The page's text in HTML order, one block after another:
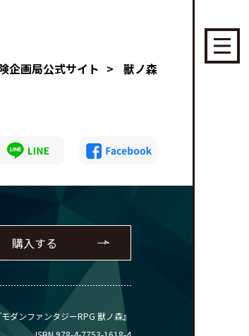
企画局公式サイト > 獸ノ森
購入する
モダンファンタジーRPG 獸ノ森』